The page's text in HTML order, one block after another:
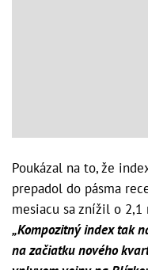
Poukázal na to, že
prepadol do pásma
mesiacu sa znížil o
„Kompozitný index tak
na začiatku nového